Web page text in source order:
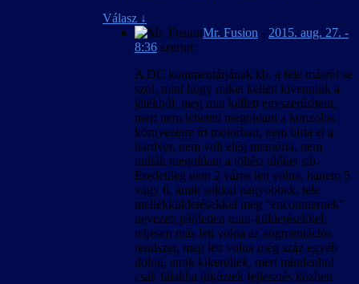
Válasz ↓
Mr. Fusion - 2015. aug. 27. -
8:36 szerint:
A DC kommentárjának kb. a fele másról se
szól, mint hogy miket kellett kivenniük a
játékból, meg min kellett egyszerűsíteni,
mert nem lehetett megoldani a konzolos
környezetre írt motorban, nem bírta el a
hardver, nem volt elég memória, nem
tudták megoldani a töltési időket stb.
Eredetileg nem 2 város lett volna, hanem 5
vagy 6, amik sokkal nagyobbak, tele
mellékküldetésekkel meg “encounternek”
nevezett jelöletlen mini-küldetésekkel,
teljesen más lett volna az augmentációs
rendszer, meg lett volna még száz egyéb
dolog, amik kikerültek, mert mindenhol
csak falakba ütköztek fejlesztés közben.